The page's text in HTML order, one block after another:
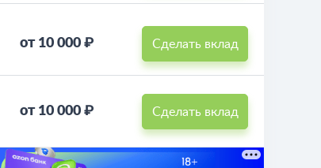
от 10 000 ₽ Сделать вклад
от 10 000 ₽ Сделать вклад